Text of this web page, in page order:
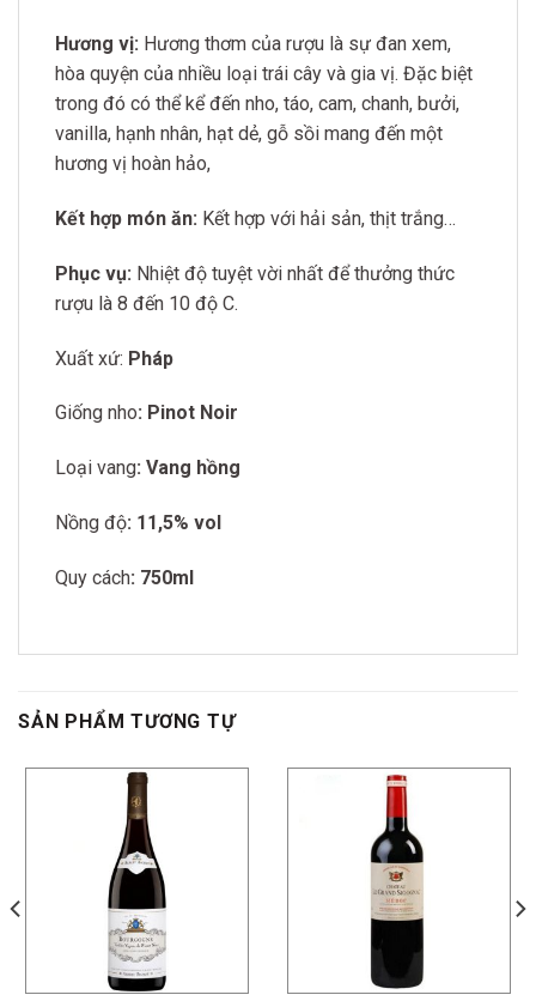
Hương vị: Hương thơm của rượu là sự đan xem,
hòa quyện của nhiều loại trái cây và gia vị. Đặc biệt
trong đó có thể kể đến nho, táo, cam, chanh, bưởi,
vanilla, hạnh nhân, hạt dẻ, gỗ sồi mang đến một
hương vị hoàn hảo,
Kết hợp món ăn: Kết hợp với hải sản, thịt trắng…
Phục vụ: Nhiệt độ tuyệt vời nhất để thưởng thức
rượu là 8 đến 10 độ C.
Xuất xứ: Pháp
Giống nho: Pinot Noir
Loại vang: Vang hồng
Nồng độ: 11,5% vol
Quy cách: 750ml
SẢN PHẨM TƯƠNG TỰ